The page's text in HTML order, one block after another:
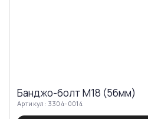
Банджо-болт М18 (56мм)
Артикул: 3304-0014